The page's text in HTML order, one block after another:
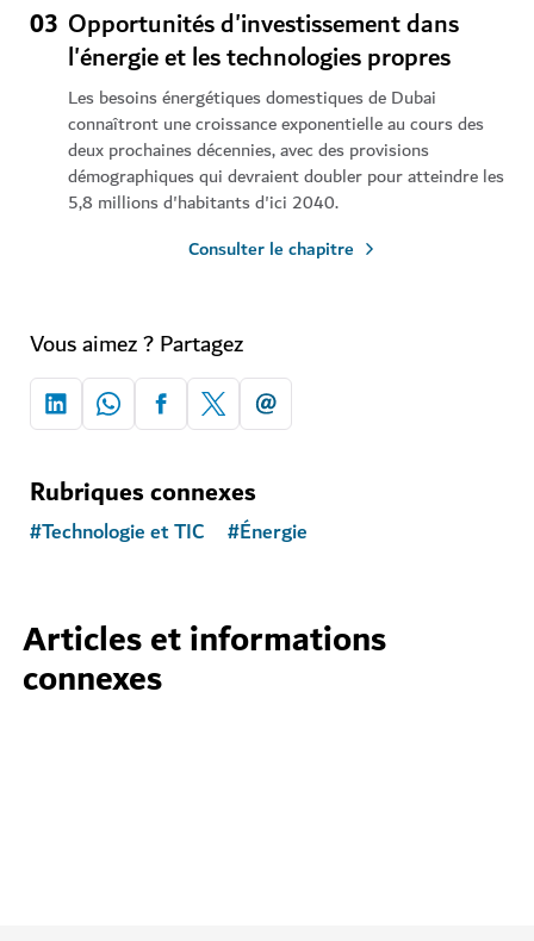
03 Opportunités d'investissement dans
l'énergie et les technologies propres
Les besoins énergétiques domestiques de Dubai
connaîtront une croissance exponentielle au cours des
deux prochaines décennies, avec des provisions
démographiques qui devraient doubler pour atteindre les
5,8 millions d'habitants d'ici 2040.
Consulter le chapitre
Vous aimez ? Partagez
Rubriques connexes
#Technologie et TIC #Énergie
Articles et informations
connexes